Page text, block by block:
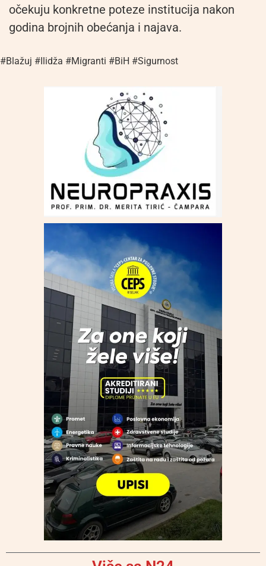
očekuju konkretne poteze institucija nakon
godina brojnih obećanja i najava.
#Blažuj #Ilidža #Migranti #BiH #Sigurnost